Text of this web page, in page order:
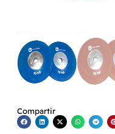
Compartir